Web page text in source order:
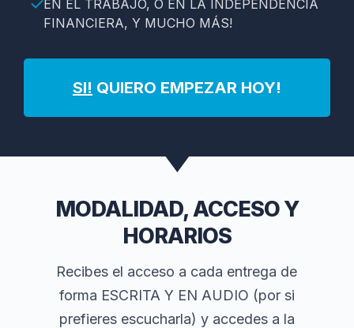
EN EL TRABAJO, O EN LA INDEPENDENCIA
FINANCIERA, Y MUCHO MÁS!
SI! QUIERO EMPEZAR HOY!
MODALIDAD, ACCESO Y
HORARIOS
Recibes el acceso a cada entrega de
forma ESCRITA Y EN AUDIO (por si
prefieres escucharla) y accedes a la